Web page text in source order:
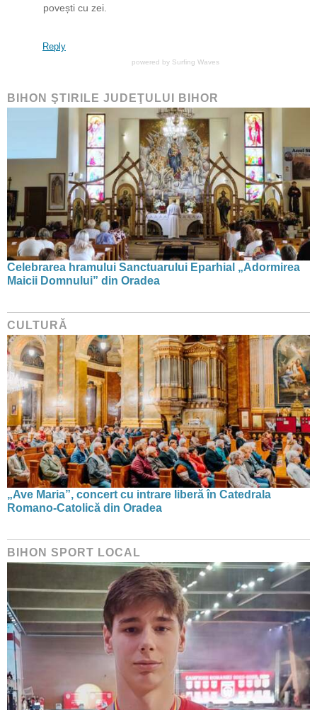
povești cu zei.
Reply
powered by Surfing Waves
BIHON ŞTIRILE JUDEŢULUI BIHOR
Celebrarea hramului Sanctuarului Eparhial „Adormirea
Maicii Domnului” din Oradea
CULTURĂ
„Ave Maria”, concert cu intrare liberă în Catedrala
Romano-Catolică din Oradea
BIHON SPORT LOCAL